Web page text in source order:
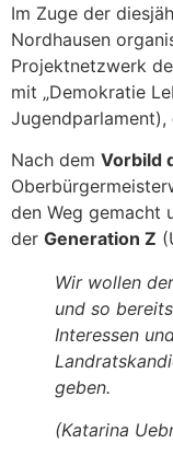
Im Zuge der
Nordhausen
Projektnetzwerk
mit „Demokratie
Jugendparlament),
Nach dem Vorbild
den Weg gemacht
der Generation Z
Wir wollen
und so
Interessen
geben.
(Katarina